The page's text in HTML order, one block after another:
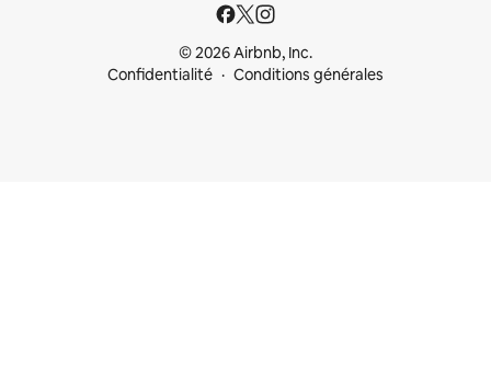
© 2026 Airbnb, Inc.
Confidentialité
Conditions générales